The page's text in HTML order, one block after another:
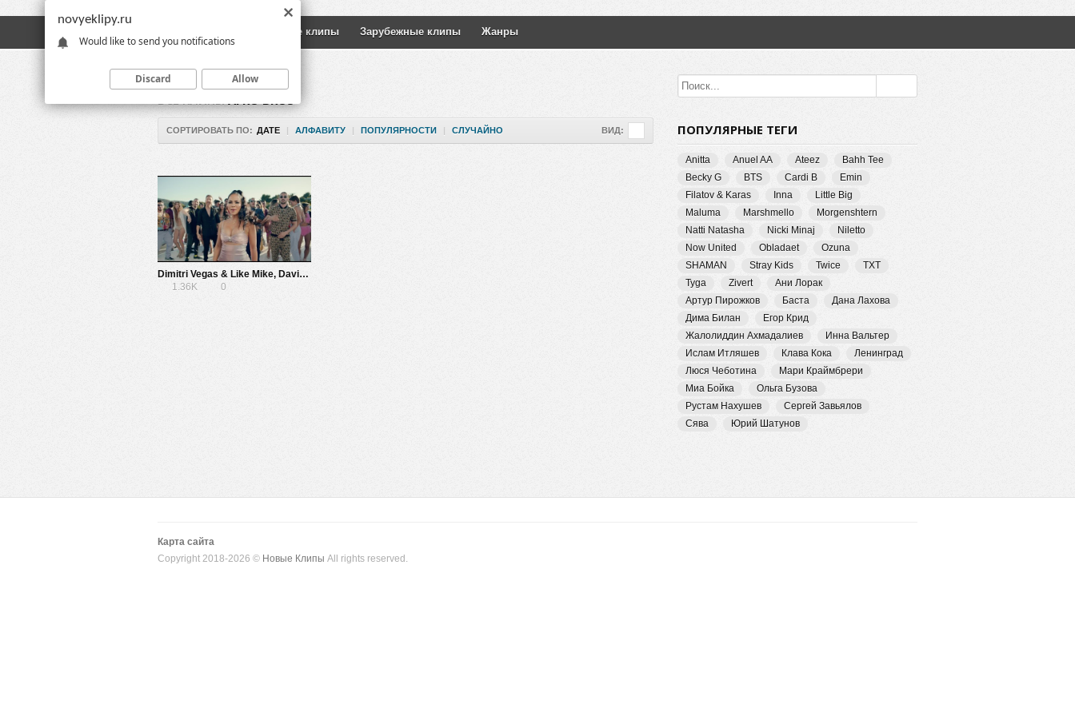
Русские клипы Зарубежные клипы Жанры
ВСЕ КЛИПЫ AFRO BROS
СОРТИРОВАТЬ ПО: ДАТЕ | АЛФАВИТУ | ПОПУЛЯРНОСТИ | СЛУЧАЙНО ВИД:
Dimitri Vegas & Like Mike, David Guetta, Daddy Yankee, Afro Bros, Natti Natasha — Instagram
1.36K
0
ПОПУЛЯРНЫЕ ТЕГИ
Anitta Anuel AA Ateez
Bahh Tee
Becky G
BTS Cardi B
Emin
Filatov & Karas
Inna
Little Big
Maluma
Marshmello
Morgenshtern
Natti Natasha
Nicki Minaj
Niletto
Now United
Obladaet
Ozuna
SHAMAN
Stray Kids Twice
TXT
Tyga
Zivert
Ани Лорак
Артур Пирожков
Баста
Дана Лахова
Дима Билан
Егор Крид
Жалолиддин Ахмадалиев
Инна Вальтер
Ислам Итляшев
Клава Кока
Ленинград
Люся Чеботина
Мари Краймбрери
Миа Бойка
Ольга Бузова
Рустам Нахушев
Сергей Завьялов
Сява
Юрий Шатунов
Карта сайта
Copyright 2018-2026 © Новые Клипы All rights reserved.
novyeklipy.ru
Would like to send you notifications
Discard Allow